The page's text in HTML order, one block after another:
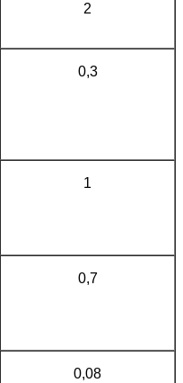
2
0,3
1
0,7
0,08